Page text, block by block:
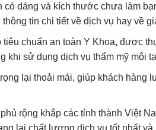
dáng và kích thước chưa làm
tin chi tiết về dịch vụ hay về
chuẩn an toàn Y Khoa, được
khi sử dụng dịch vụ thẩm mỹ môi
lại thoải mái, giúp khách hàng
rộng khắp các tỉnh thành Việt
lại chất lượng dịch vụ tốt nhất